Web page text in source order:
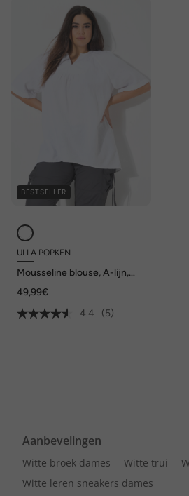
BESTSELLER
ULLA POPKEN
Mousseline blouse, A-lijn,
49,99€
4.4
(5)
Aanbevelingen
Witte broek dames Witte trui
Witte leren sneakers dames